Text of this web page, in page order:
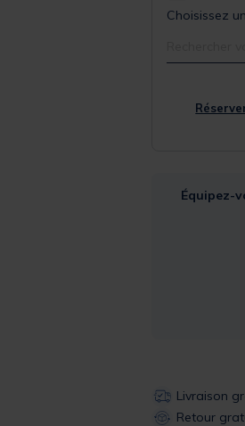
Choisissez
Équipez-
Livraison
Retour